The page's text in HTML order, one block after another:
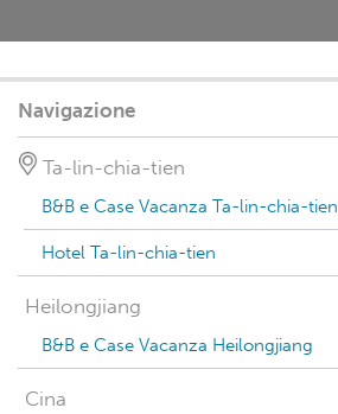
Navigazione
Ta-lin-chia-tien
B&B e Case Vacanza Ta-lin-chia-tien
Hotel Ta-lin-chia-tien
Heilongjiang
B&B e Case Vacanza Heilongjiang
Cina